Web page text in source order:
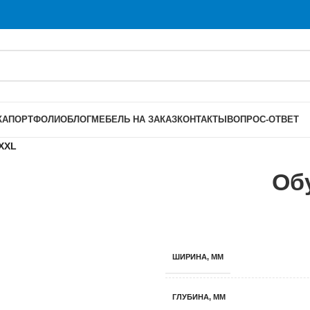
ПОРТФОЛИОБЛОГМЕБЕЛЬ НА ЗАКАЗКОНТАКТЫ ВОПРОС-ОТВЕТ
ШИРИНА, ММ
ГЛУБИНА, ММ